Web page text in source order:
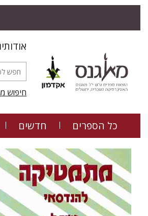
חיפוש
כל הספרים חדשים